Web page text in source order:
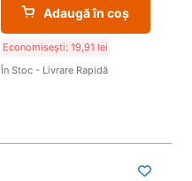
Adaugă în coș
Economisești: 19,91 lei
În Stoc - Livrare Rapidă